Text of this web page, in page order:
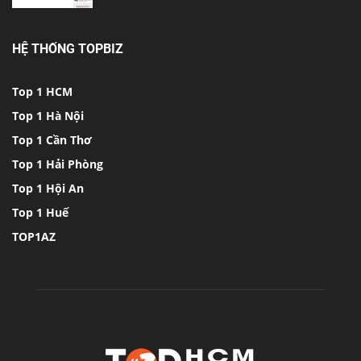
HỆ THỐNG TOPBIZ
Top 1 HCM
Top 1 Hà Nội
Top 1 Cần Thơ
Top 1 Hải Phòng
Top 1 Hội An
Top 1 Huế
TOP1AZ